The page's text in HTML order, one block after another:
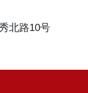
北路10号